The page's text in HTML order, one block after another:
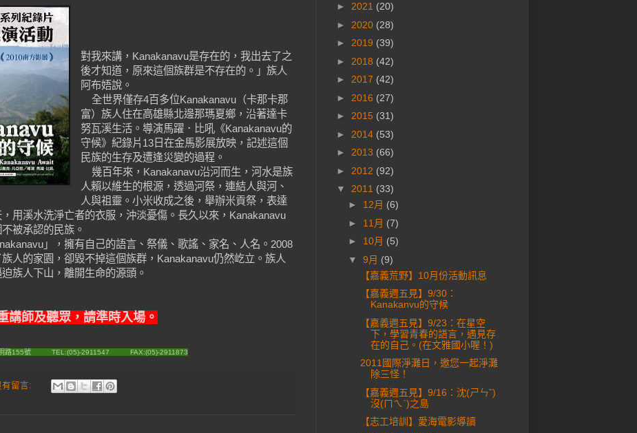
對我來講，Kanakanavu是存在的，我出去了之
後才知道，原來這個族群是不存在的。」族人
阿布娪說。
全世界僅存4百多位Kanakanavu（卡那卡那
富）族人住在高雄縣北邊那瑪夏鄉，沿著達卡
努瓦溪生活。導演馬躍．比吼《Kanakanavu的
守候》紀錄片13日在金馬影展放映，記述這個
民族的生存及遭逢災變的過程。
幾百年來，Kanakanavu沿河而生，河水是族
人賴以維生的根源，透過河祭，連結人與河、
人與祖靈。小米收成之後，舉辦米貢祭，表達
用溪水洗淨亡者的衣服，沖淡憂傷。長久以來，Kanakanavu
被承認的民族。
」，擁有自己的語言、祭儀、歌謠、家名、人名。2008
人的家園，卻毀不掉這個族群，Kanakanavu仍然屹立。族人
族人下山，離開生命的源頭。
講師及聽眾，請準時入場。
明路155號 TEL:(05)-2911547 FAX:(05)-2911873
有留言:
► 2021 (20)
► 2020 (28)
► 2019 (39)
► 2018 (42)
► 2017 (42)
► 2016 (27)
► 2015 (31)
► 2014 (53)
► 2013 (66)
► 2012 (92)
▼ 2011 (33)
► 12月 (6)
► 11月 (7)
► 10月 (5)
▼ 9月 (9)
【嘉義荒野】10月份活動訊息
【嘉義週五見】9/30：
Kanakanvu的守候
【嘉義週五見】9/23：在星空
下，學習青春的語言，遇見存
在的自己。(在文雅國小喔！)
2011國際淨灘日，邀您一起淨灘
除三怪！
【嘉義週五見】9/16：沈(ㄕㄣˇ)
沒(ㄇㄟˊ)之島
【志工培訓】愛海電影導讀